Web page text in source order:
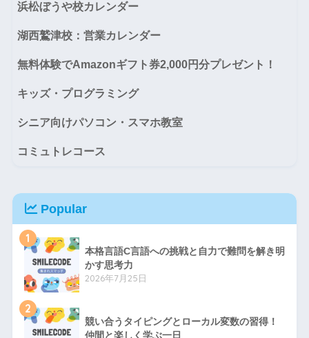
浜松ぼうや校カレンダー
湖西鷲津校：営業カレンダー
無料体験でAmazonギフト券2,000円分プレゼント！
キッズ・プログラミング
シニア向けパソコン・スマホ教室
コミュトレコース
Popular
1
本格言語C言語への挑戦と自力で難問を解き明
かす思考力
2026年7月25日
2
競い合うタイピングとローカル変数の習得！
仲間と楽しく学ぶ一日